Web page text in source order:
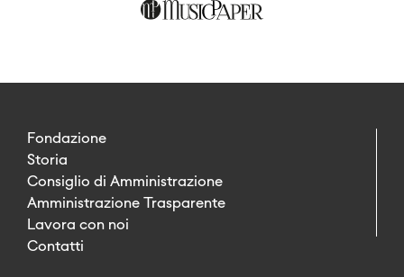
Fondazione
Storia
Consiglio di Amministrazione
Amministrazione Trasparente
Lavora con noi
Contatti